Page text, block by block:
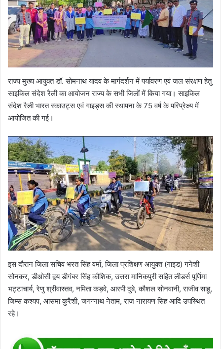
राज्य मुख्य आयुक्त डॉ. सोमनाथ यादव के मार्गदर्शन में पर्यावरण एवं जल संरक्षण हेतु
साइकिल संदेश रैली का आयोजन राज्य के सभी जिलों में किया गया। साइकिल
संदेश रैली भारत स्काउट्स एवं गाइड्स की स्थापना के 75 वर्ष के परिप्रेक्ष्य में
आयोजित की गई।
इस दौरान जिला सचिव भरत सिंह वर्मा, जिला प्रशिक्षण आयुक्त (गाइड) गनेशी
सोनकर, डीओसी द्वय डीगंबर सिंह कौशिक, उत्तरा मानिकपुरी सहित लीडर्स पूर्णिमा
भट्टाचार्य, रेणु श्रीवास्तव, नमिता कड़वे, आरपी दुबे, कौशल सोनवानी, राजीव साहू,
जिम्स कश्यप, आसमा कुरैशी, जगन्नाथ नेताम, राज नारायण सिंह आदि उपस्थित
रहे।